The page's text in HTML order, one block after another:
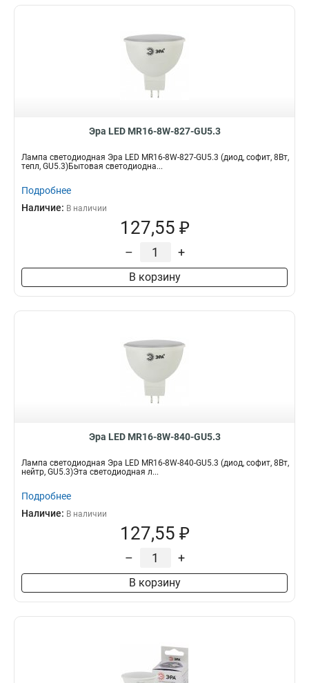
Эра LED MR16-8W-827-GU5.3
Лампа светодиодная Эра LED MR16-8W-827-GU5.3 (диод, софит, 8Вт,
тепл, GU5.3)Бытовая светодиодна...
Подробнее
Наличие: В наличии
127,55 ₽
– +
В корзину
Эра LED MR16-8W-840-GU5.3
Лампа светодиодная Эра LED MR16-8W-840-GU5.3 (диод, софит, 8Вт,
нейтр, GU5.3)Эта светодиодная л...
Подробнее
Наличие: В наличии
127,55 ₽
– +
В корзину